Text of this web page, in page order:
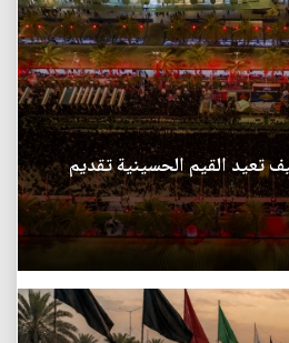
تعيد القيم الحسينية تقديم